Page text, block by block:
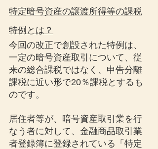
特定暗号資産の譲渡所得等の課税
特例とは？
今回の改正で創設された特例は、
一定の暗号資産取引について、従
来の総合課税ではなく、申告分離
課税に近い形で20％課税とするも
のです。
居住者等が、暗号資産取引業を行
なう者に対して、金融商品取引業
者登録簿に登録されている「特定